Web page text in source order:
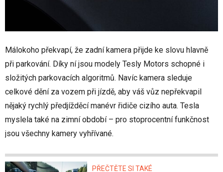
Málokoho překvapí, že zadní kamera přijde ke slovu hlavně
při parkování. Díky ní jsou modely Tesly Motors schopné i
složitých parkovacích algoritmů. Navíc kamera sleduje
celkové dění za vozem při jízdě, aby váš vůz nepřekvapil
nějaký rychlý předjížděcí manévr řidiče cizího auta. Tesla
myslela také na zimní období – pro stoprocentní funkčnost
jsou všechny kamery vyhřívané.
PŘEČTĚTE SI TAKÉ